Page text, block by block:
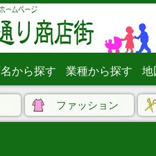
から探す 業種から探す 地
ファッション